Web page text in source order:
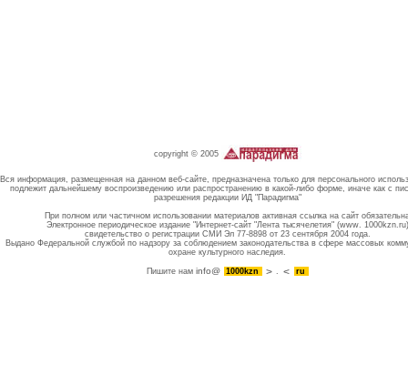
copyright © 2005
Вся информация, размещенная на данном веб-сайте, предназначена только для персонального
подлежит дальнейшему воспроизведению или распространению в какой-либо форме, иначе как с
разрешения редакции ИД "Парадигма"
При полном или частичном использовании материалов активная ссылка на сайт
Электронное периодическое издание "Интернет-сайт "Лента тысячелетия" (www. 1000kzn.ru)
свидетельство о регистрации СМИ Эл 77-8898 от 23 сентября 2004 года.
Выдано Федеральной службой по надзору за соблюдением законодательства в сфере массовых
охране культурного наследия.
Пишите намinfo@ 1000kzn . ru